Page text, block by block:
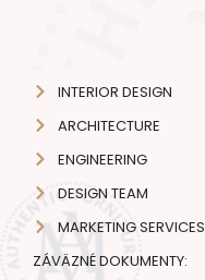
INTERIOR DESIGN
ARCHITECTURE
ENGINEERING
DESIGN TEAM
MARKETING SERVICES
ZÁVÄZNÉ DOKUMENTY: